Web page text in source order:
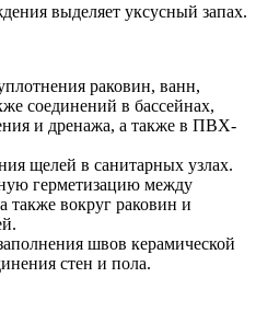
выделяет уксусный запах.
раковин, ванн,
соединений в бассейнах,
и дренажа, а также в ПВХ-
щелей в санитарных узлах.
герметизацию между
также вокруг раковин и
швов керамической
стен и пола.